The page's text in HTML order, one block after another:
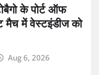
के पोर्ट ऑफ
में वेस्टइंडीज को
Aug 6, 2026